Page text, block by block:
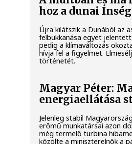
hoz a dunai
Újra kilátszik a Dunából az
felbukkanása egyet
pedig a klímaváltozás
hívja fel a figyelmet.
történetét.
Magyar Péter:
energiaellátása
Jelenleg stabil
erőmű munkatársai azon
még termelő turbina
közölte a miniszterelnök a